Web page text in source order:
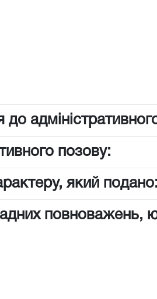
позову:
який
повноважень,